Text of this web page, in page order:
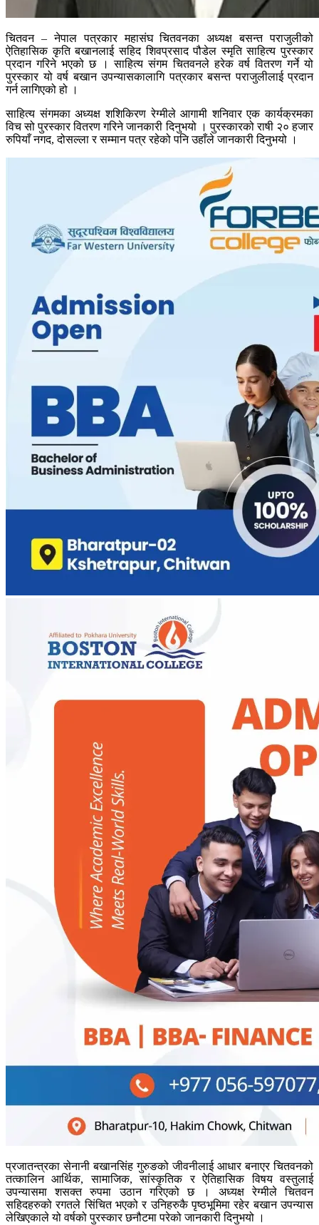
चितवन – नेपाल पत्रकार महासंघ चितवनका अध्यक्ष बसन्त पराजुलीको
ऐतिहासिक कृति बखानलाई सहिद शिवप्रसाद पौडेल स्मृति साहित्य पुरस्कार
प्रदान गरिने भएको छ । साहित्य संगम चितवनले हरेक वर्ष वितरण गर्ने यो
पुरस्कार यो वर्ष बखान उपन्यासकालागि पत्रकार बसन्त पराजुलीलाई प्रदान
गर्न लागिएको हो ।
साहित्य संगमका अध्यक्ष शशिकिरण रेग्मीले आगामी शनिवार एक कार्यक्रमका
विच सो पुरस्कार वितरण गरिने जानकारी दिनुभयो । पुरस्कारको राषी २० हजार
रुपियाँ नगद, दोसल्ला र सम्मान पत्र रहेको पनि उहाँले जानकारी दिनुभयो ।
प्रजातन्त्रका सेनानी बखानसिंह गुरुङको जीवनीलाई आधार बनाएर चितवनको
तत्कालिन आर्थिक, सामाजिक, सांस्कृतिक र ऐतिहासिक विषय वस्तुलाई
उपन्यासमा शसक्त रुपमा उठान गरिएको छ । अध्यक्ष रेग्मीले चितवन
सहिदहरुको रगतले सिंचित भएको र उनिहरुकै पृष्ठभूमिमा रहेर बखान उपन्यास
लेखिएकाले यो वर्षको पुरस्कार छनौटमा परेको जानकारी दिनुभयो ।